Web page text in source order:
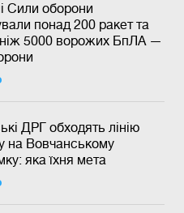
Сили оборони
понад 200 ракет та
5000 ворожих БпЛА —
ДРГ обходять лінію
на Вовчанському
яка їхня мета